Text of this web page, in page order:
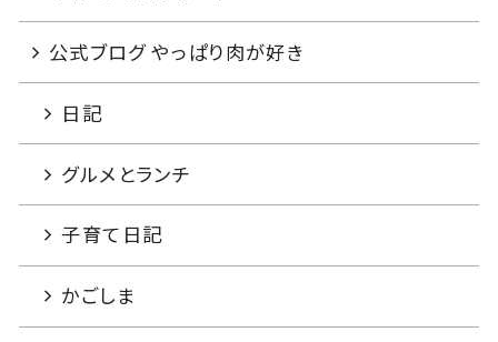
公式ブログ やっぱり肉が好き
日記
グルメとランチ
子育て日記
かごしま